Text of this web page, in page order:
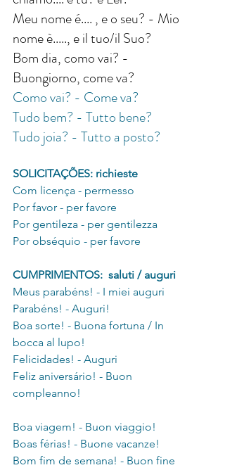
Meu nome é.... , e o seu? - Mio
nome è....., e il tuo/il Suo?
Bom dia, como vai? -
Buongiorno, come va?
Como vai? - Come va?
Tudo bem? - Tutto bene?
Tudo joia? - Tutto a posto?
SOLICITAÇÕES: richieste
Com licença - permesso
Por favor - per favore
Por gentileza - per gentilezza
Por obséquio - per favore
CUMPRIMENTOS:  saluti / auguri
Meus parabéns! - I miei auguri
Parabéns! - Auguri!
Boa sorte! - Buona fortuna / In
bocca al lupo!
Felicidades! - Auguri
Feliz aniversário! - Buon
compleanno!
Boa viagem! - Buon viaggio!
Boas férias! - Buone vacanze!
Bom fim de semana! - Buon fine